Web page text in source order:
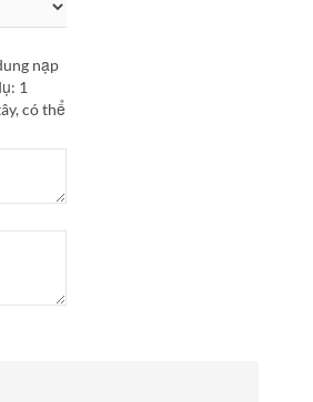
nạp
1
có thể